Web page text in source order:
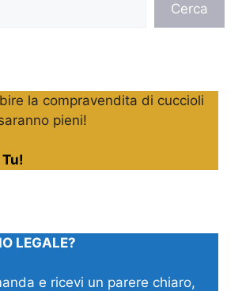
Cerca
la compravendita di cuccioli
pieni!
LEGALE?
e ricevi un parere chiaro,